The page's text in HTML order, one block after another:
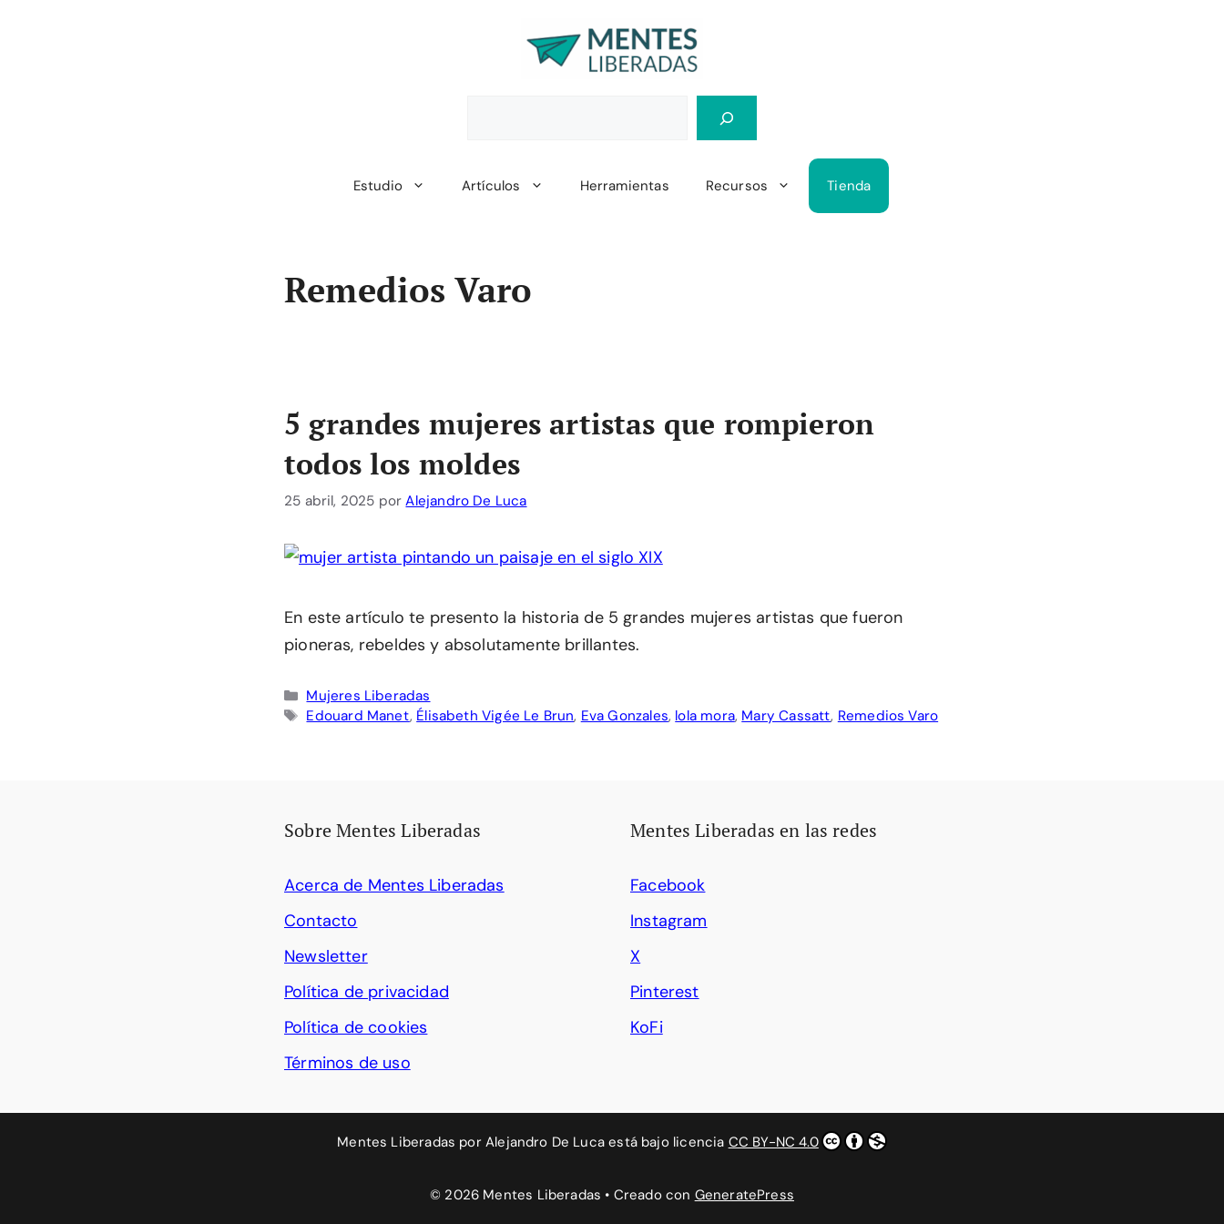
Estudio Artículos Herramientas Recursos Tienda
Remedios Varo
5 grandes mujeres artistas que rompieron
todos los moldes
25 abril, 2025 porAlejandro De Luca
En este artículo te presento la historia de 5 grandes mujeres artistas que fueron
pioneras, rebeldes y absolutamente brillantes.
Categorías
Mujeres Liberadas
Etiquetas
Edouard Manet, Élisabeth Vigée Le Brun, Eva Gonzales, lola mora, Mary Cassatt, Remedios Varo
Sobre Mentes Liberadas
Acerca de Mentes Liberadas
Contacto
Newsletter
Política de privacidad
Política de cookies
Términos de uso
Mentes Liberadas en las redes
Facebook
Instagram
X
Pinterest
KoFi
Mentes Liberadas por Alejandro De Luca está bajo licencia CC BY-NC 4.0
© 2026 Mentes Liberadas • Creado con GeneratePress